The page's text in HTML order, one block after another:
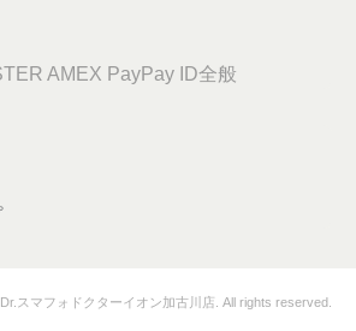
AMEX PayPay ID全般
スマフォドクターイオン加古川店. All rights reserved.